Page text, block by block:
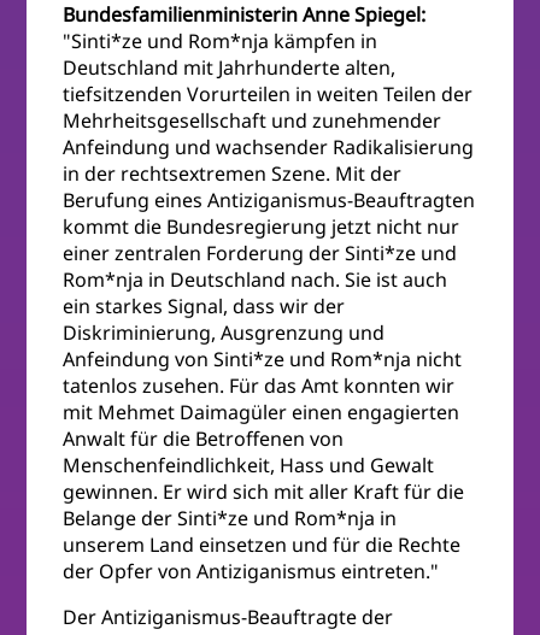
Bundesfamilienministerin Anne Spiegel:
"Sinti*ze und Rom*nja kämpfen in
Deutschland mit Jahrhunderte alten,
tiefsitzenden Vorurteilen in weiten Teilen der
Mehrheitsgesellschaft und zunehmender
Anfeindung und wachsender Radikalisierung
in der rechtsextremen Szene. Mit der
Berufung eines Antiziganismus-Beauftragten
kommt die Bundesregierung jetzt nicht nur
einer zentralen Forderung der Sinti*ze und
Rom*nja in Deutschland nach. Sie ist auch
ein starkes Signal, dass wir der
Diskriminierung, Ausgrenzung und
Anfeindung von Sinti*ze und Rom*nja nicht
tatenlos zusehen. Für das Amt konnten wir
mit Mehmet Daimagüler einen engagierten
Anwalt für die Betroffenen von
Menschenfeindlichkeit, Hass und Gewalt
gewinnen. Er wird sich mit aller Kraft für die
Belange der Sinti*ze und Rom*nja in
unserem Land einsetzen und für die Rechte
der Opfer von Antiziganismus eintreten."
Der Antiziganismus-Beauftragte der